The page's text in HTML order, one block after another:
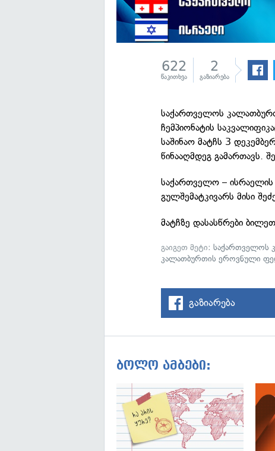
622
წაკითხვა
2
გაზიარება
საქართველოს
ჩემპიონატის
საშინაო მატჩს 3
წინააღმდეგ გამართავს.
საქართველო – ისრაელის
გულშემატკივარს მისი
მატჩზე დასასწრები
გაიგეთ მეტი:საქართველოს
კალათბურთის ეროვნული
გაზიარება
ბოლო ამბები: